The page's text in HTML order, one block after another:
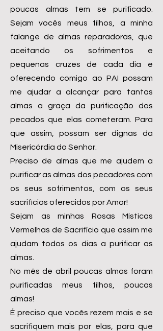
poucas almas tem se purificado.
Sejam vocês meus filhos, a minha
falange de almas reparadoras, que
aceitando os sofrimentos e
pequenas cruzes de cada dia e
oferecendo comigo ao PAI possam
me ajudar a alcançar para tantas
almas a graça da purificação dos
pecados que elas cometeram. Para
que assim, possam ser dignas da
Misericórdia do Senhor.
Preciso de almas que me ajudem a
purificar as almas dos pecadores com
os seus sofrimentos, com os seus
sacrifícios oferecidos por Amor!
Sejam as minhas Rosas Místicas
Vermelhas de Sacrifício que assim me
ajudam todos os dias a purificar as
almas.
No mês de abril poucas almas foram
purificadas meus filhos, poucas
almas!
É preciso que vocês rezem mais e se
sacrifiquem mais por elas, para que